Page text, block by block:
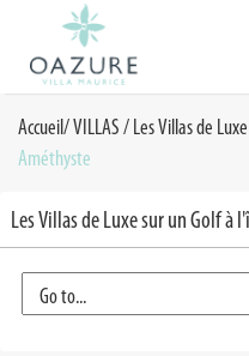
Accueil/VILLAS/Les Villas de
Améthyste
Les Villas de Luxe sur un Golf à